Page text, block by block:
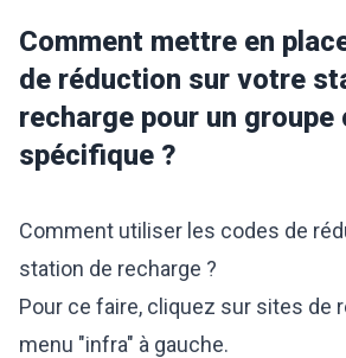
Comment mettre en
de réduction sur votre
recharge pour un groupe
spécifique ?
Comment utiliser les codes de
station de recharge ?
Pour ce faire, cliquez sur sites de
menu "infra" à gauche.